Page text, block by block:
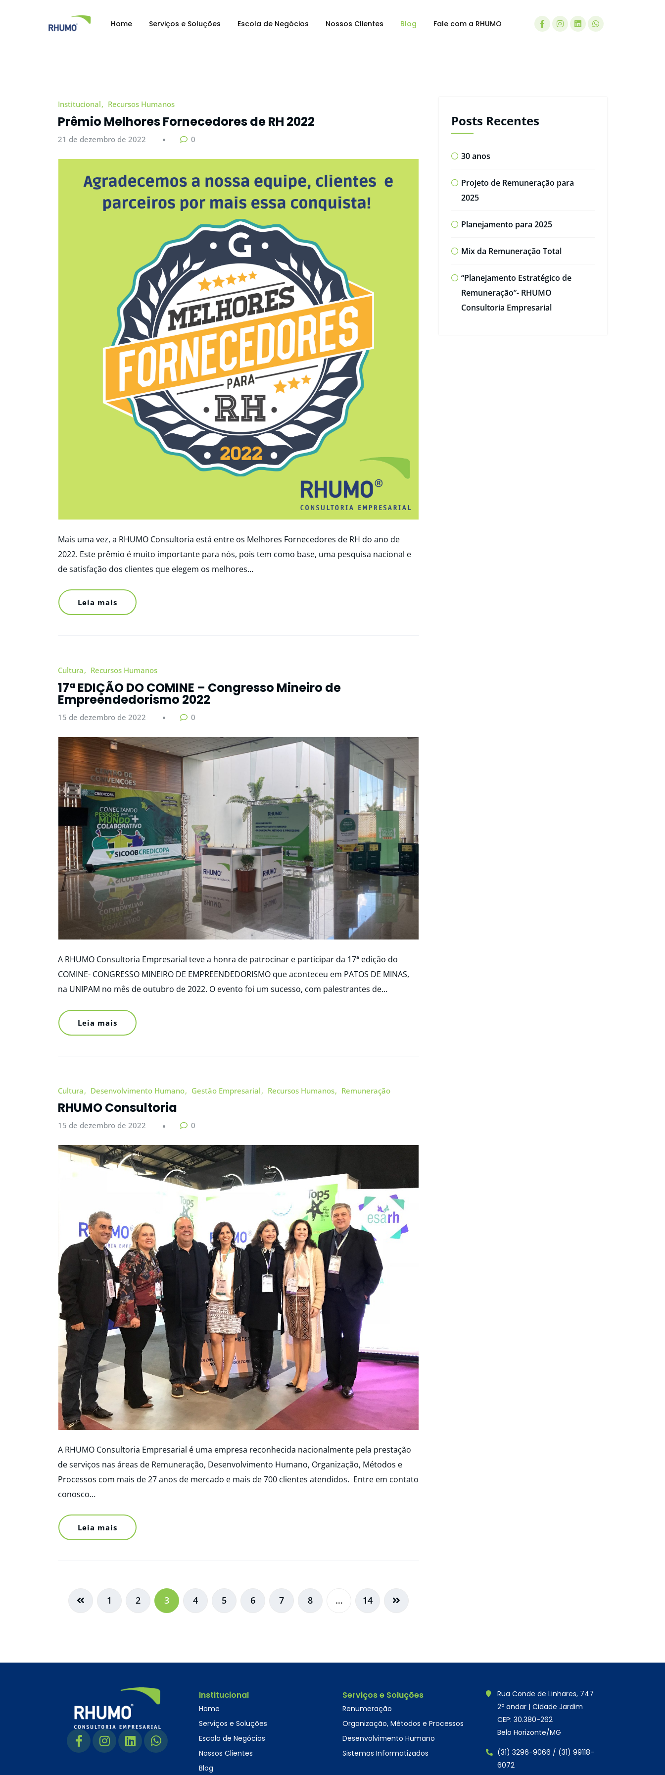
Home Serviços e Soluções Escola de Negócios Nossos Clientes Blog Fale com a RHUMO
Institucional Recursos Humanos
Prêmio Melhores Fornecedores de RH 2022
21 de dezembro de 2022 0
Mais uma vez, a RHUMO Consultoria está entre os Melhores Fornecedores de RH do ano de
2022. Este prêmio é muito importante para nós, pois tem como base, uma pesquisa nacional e
de satisfação dos clientes que elegem os melhores…
Leia mais
Cultura Recursos Humanos
17ª EDIÇÃO DO COMINE – Congresso Mineiro de
Empreendedorismo 2022
15 de dezembro de 2022 0
A RHUMO Consultoria Empresarial teve a honra de patrocinar e participar da 17ª edição do
COMINE- CONGRESSO MINEIRO DE EMPREENDEDORISMO que aconteceu em PATOS DE MINAS,
na UNIPAM no mês de outubro de 2022. O evento foi um sucesso, com palestrantes de…
Leia mais
Cultura Desenvolvimento Humano Gestão Empresarial Recursos Humanos Remuneração
RHUMO Consultoria
15 de dezembro de 2022 0
A RHUMO Consultoria Empresarial é uma empresa reconhecida nacionalmente pela prestação
de serviços nas áreas de Remuneração, Desenvolvimento Humano, Organização, Métodos e
Processos com mais de 27 anos de mercado e mais de 700 clientes atendidos. Entre em contato
conosco…
Leia mais
1 2 3 4 5 6 7 8 … 14
Posts Recentes
30 anos
Projeto de Remuneração para
2025
Planejamento para 2025
Mix da Remuneração Total
“Planejamento Estratégico de
Remuneração”- RHUMO
Consultoria Empresarial
Institucional
Home
Serviços e Soluções
Escola de Negócios
Nossos Clientes
Blog
Serviços e Soluções
Renumeração
Organização, Métodos e Processos
Desenvolvimento Humano
Sistemas Informatizados
Rua Conde de Linhares, 747
2º andar | Cidade Jardim
CEP: 30.380-262
Belo Horizonte/MG
(31) 3296-9066 / (31) 99118-
6072